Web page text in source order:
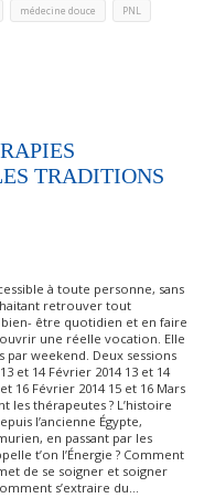
médecine douce PNL
TRADITIONS
à toute personne, sans
retrouver tout
être quotidien et en faire
une réelle vocation. Elle
weekend. Deux sessions
et 14 Février 2014 13 et 14
16 Février 2014 15 et 16 Mars
les thérapeutes ? L’histoire
l’ancienne Égypte,
en passant par les
t’on l’Énergie ? Comment
de se soigner et soigner
s’extraire du…